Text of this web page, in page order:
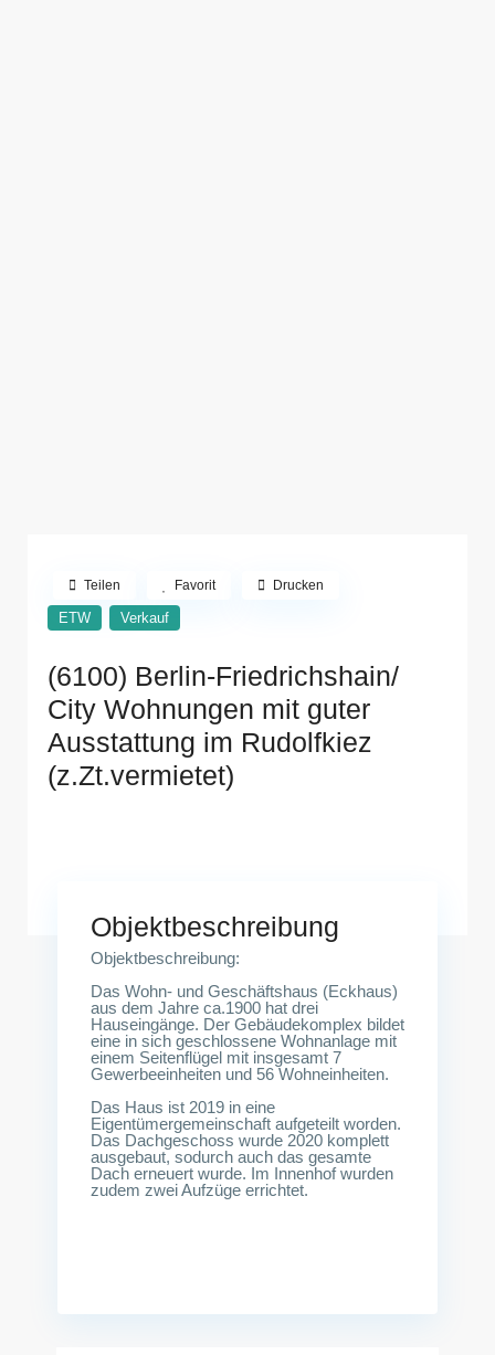
ETW Verkauf
(6100) Berlin-Friedrichshain/
City Wohnungen mit guter
Ausstattung im Rudolfkiez
(z.Zt.vermietet)
Teilen Favorit Drucken
Objektbeschreibung
Objektbeschreibung:
Das Wohn- und Geschäftshaus (Eckhaus)
aus dem Jahre ca.1900 hat drei
Hauseingänge. Der Gebäudekomplex bildet
eine in sich geschlossene Wohnanlage mit
einem Seitenflügel mit insgesamt 7
Gewerbeeinheiten und 56 Wohneinheiten.
Das Haus ist 2019 in eine
Eigentümergemeinschaft aufgeteilt worden.
Das Dachgeschoss wurde 2020 komplett
ausgebaut, sodurch auch das gesamte
Dach erneuert wurde. Im Innenhof wurden
zudem zwei Aufzüge errichtet.